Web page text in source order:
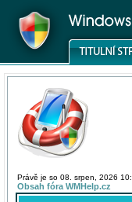
Právě je so 08. srpen, 2026
Obsah fóra WMHelp.cz